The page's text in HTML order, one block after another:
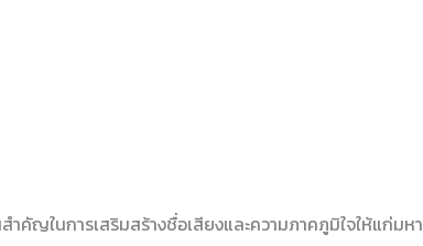
ญในการเสริมสร้างชื่อเสียงและความภาคภูมิใจให้แก่มห